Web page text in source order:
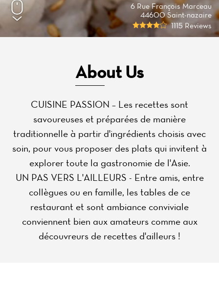
6 Rue François Marceau
44600 Saint-nazaire
1115 Reviews
About Us
CUISINE PASSION – Les recettes sont
savoureuses et préparées de manière
traditionnelle à partir d'ingrédients choisis avec
soin, pour vous proposer des plats qui invitent à
explorer toute la gastronomie de l'Asie.
UN PAS VERS L'AILLEURS - Entre amis, entre
collègues ou en famille, les tables de ce
restaurant et sont ambiance conviviale
conviennent bien aux amateurs comme aux
découvreurs de recettes d'ailleurs !